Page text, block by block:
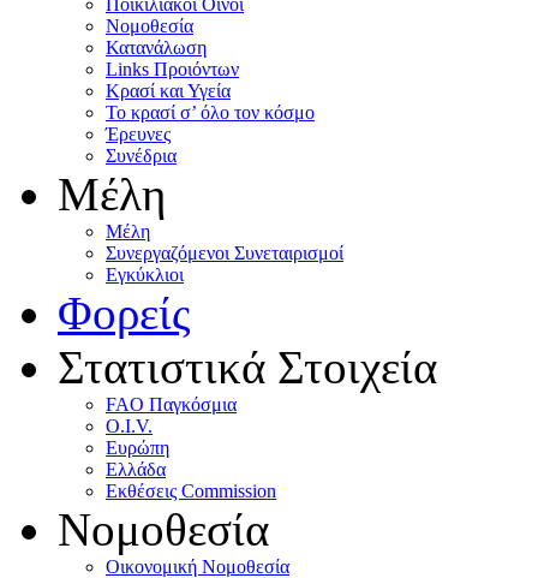
Ποικιλιακοί Oίνοι
Nομοθεσία
Κατανάλωση
Links Προιόντων
Κρασί και Υγεία
To κρασί σ’ όλο τον κόσμο
Έρευνες
Συνέδρια
Μέλη
Mέλη
Συνεργαζόμενοι Συνεταιρισμοί
Εγκύκλιοι
Φορείς
Στατιστικά Στοιχεία
FAO Παγκόσμια
O.I.V.
Ευρώπη
Ελλάδα
Eκθέσεις Commission
Νομοθεσία
Οικονομική Νομοθεσία